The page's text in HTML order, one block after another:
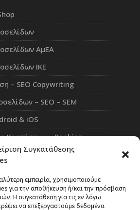
Συγκατάθεσης
εμπειρία, χρησιμοποιούμε
για την αποθήκευση ή/και την πρόσβαση
Η συγκατάθεση για τις εν λόγω
να επεξεργαστούμε δεδομένα
ΑμΕΑ
ΙΚΕ
– SEO Copywriting
– SEO – SEM
& iOS
Κρατήσεων – Booking
eLearning